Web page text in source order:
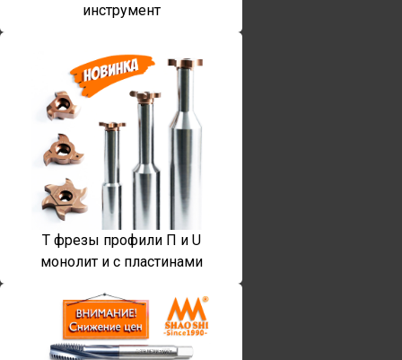
инструмент
T фрезы профили П и U
монолит и с пластинами